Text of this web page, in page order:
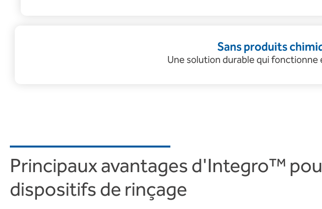
Sans produits
Une solution durable qui
Principaux avantages d'Integro™
dispositifs de rinçage